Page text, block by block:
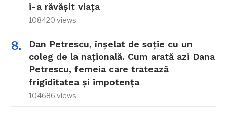
i-a răvășit viața
108420 views
Dan Petrescu, înșelat de soție cu un
coleg de la națională. Cum arată azi Dana
Petrescu, femeia care tratează
frigiditatea și impotența
104686 views